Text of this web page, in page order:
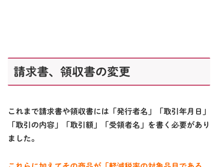
請求書、領収書の変更
これまで請求書や領収書には「発行者名」「取引年月日」
「取引の内容」「取引額」「受領者名」を書く必要があり
ました。